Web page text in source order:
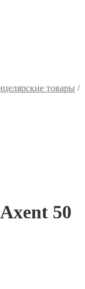
товары /
50